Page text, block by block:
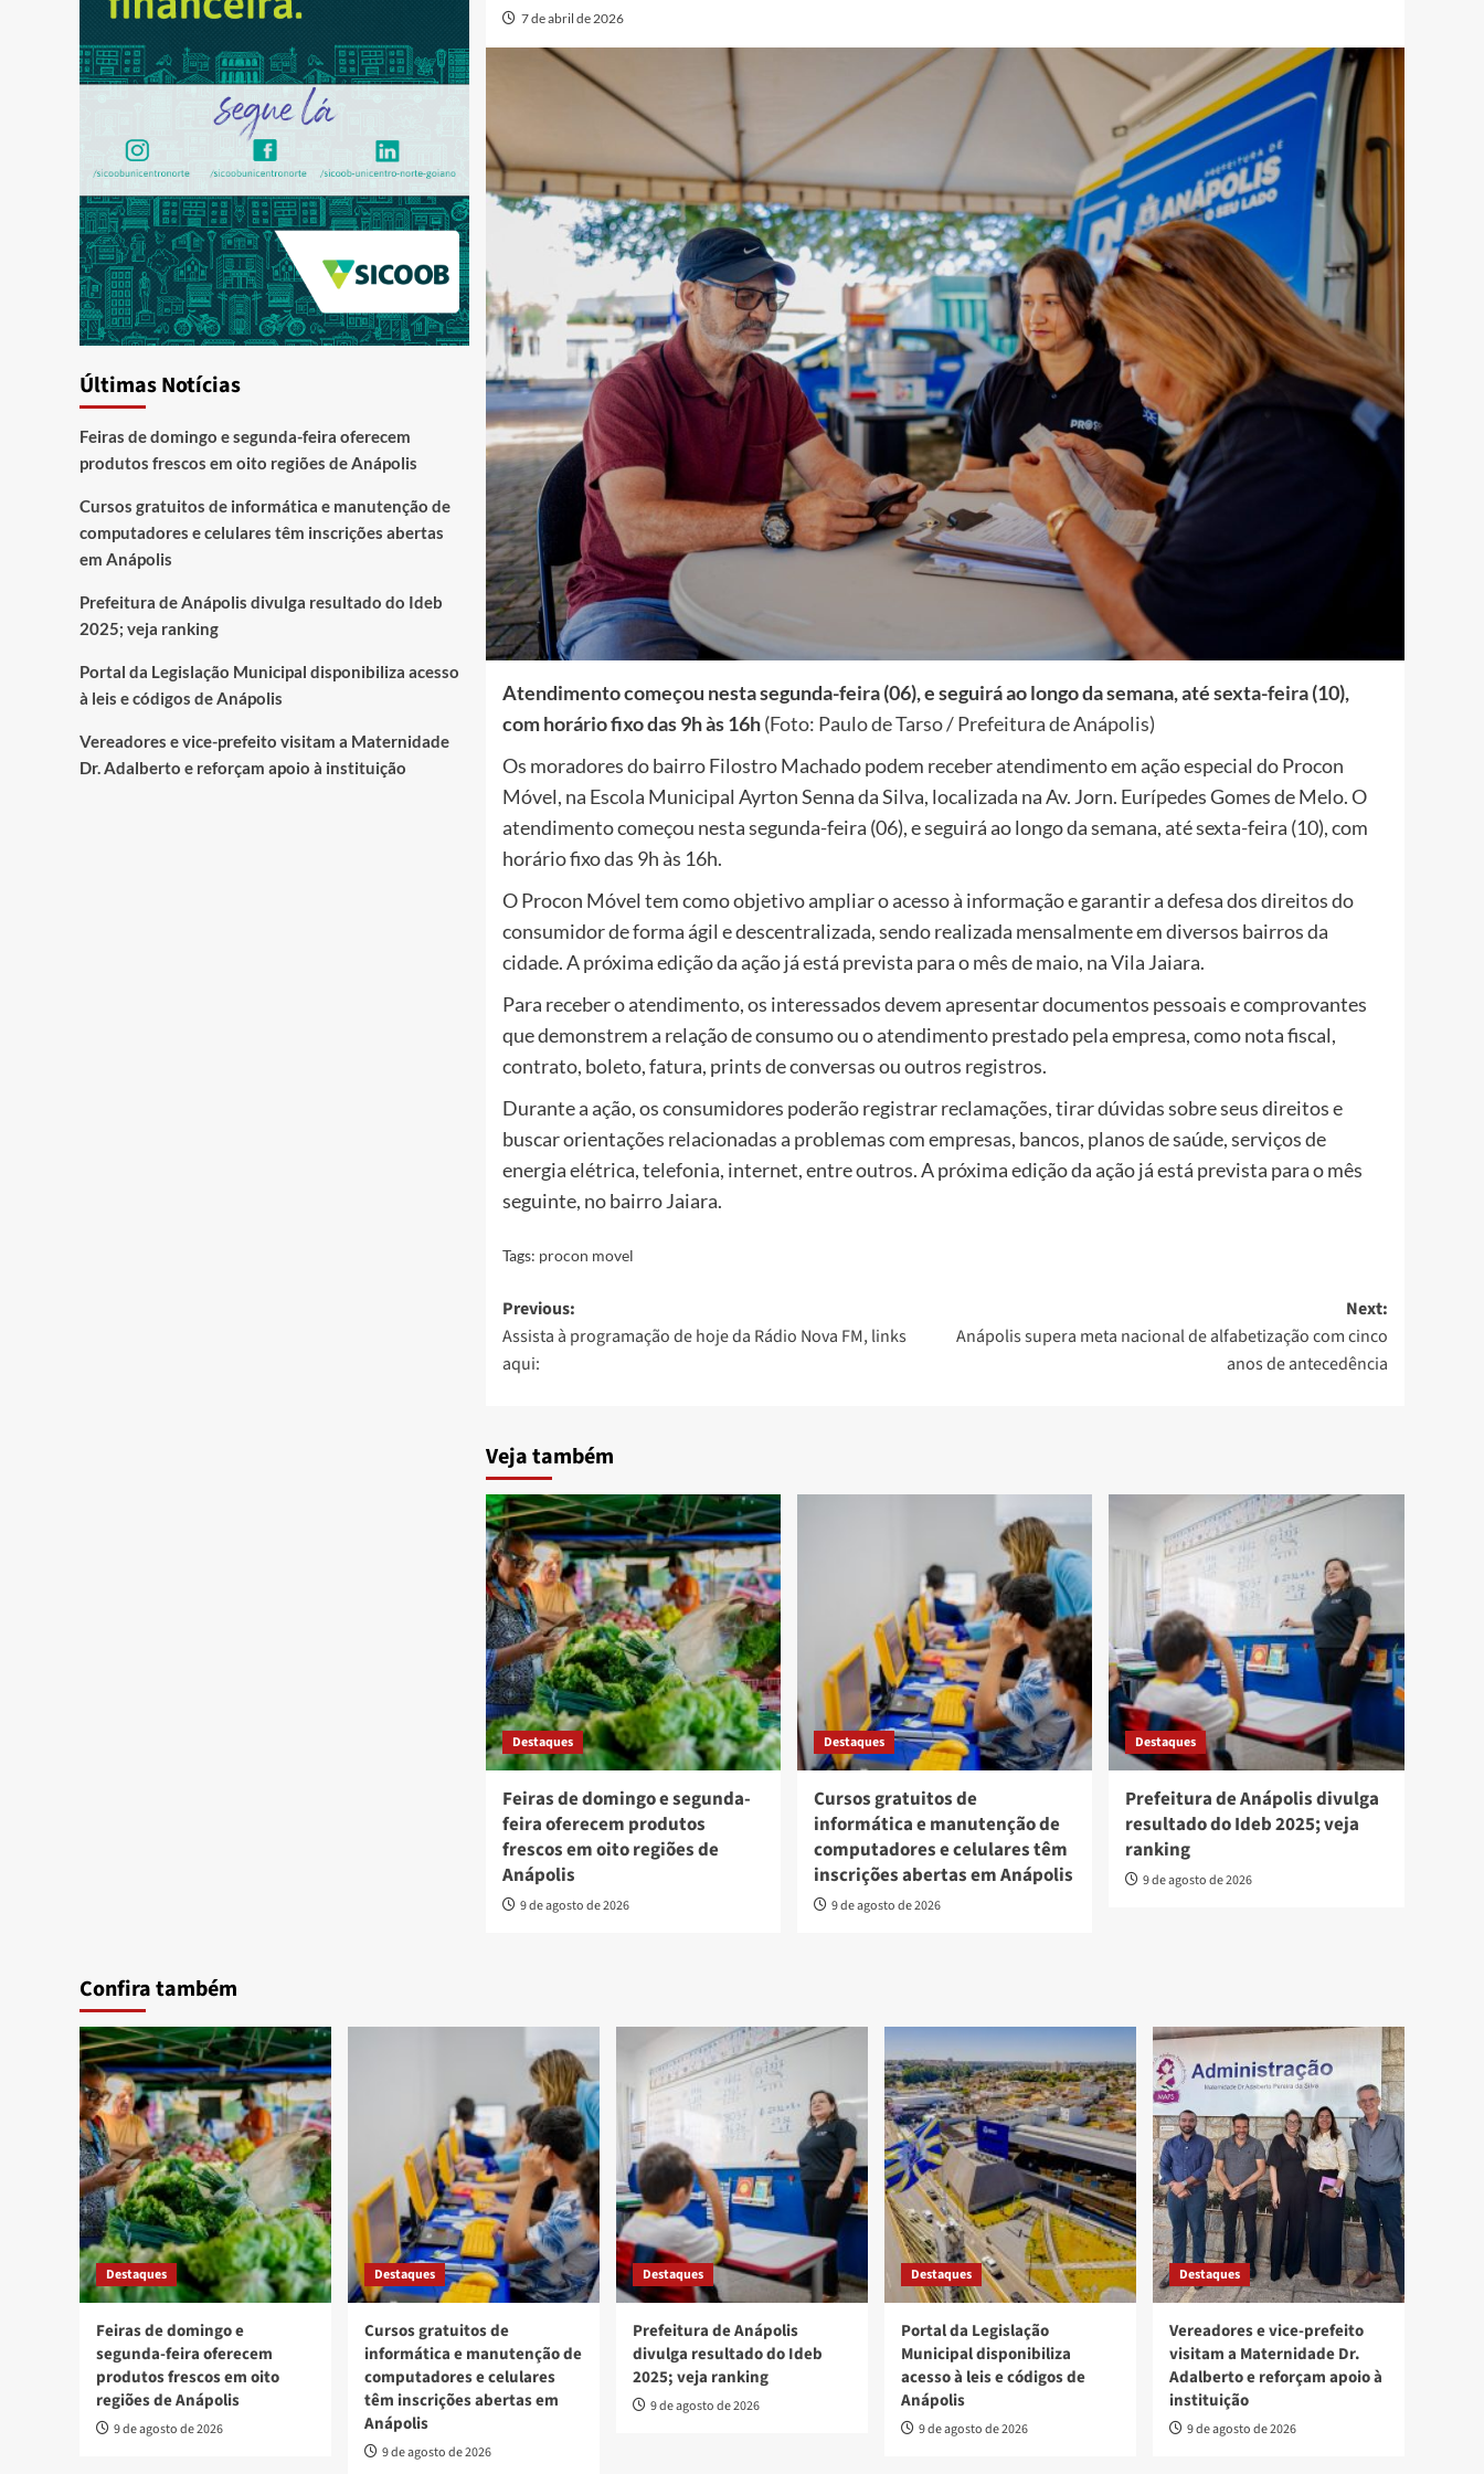
7 de abril de 2026
Atendimento começou nesta segunda-feira (06), e seguirá ao longo da semana, até sexta-feira (10),
com horário fixo das 9h às 16h (Foto: Paulo de Tarso / Prefeitura de Anápolis)
Os moradores do bairro Filostro Machado podem receber atendimento em ação especial do Procon
Móvel, na Escola Municipal Ayrton Senna da Silva, localizada na Av. Jorn. Eurípedes Gomes de Melo. O
atendimento começou nesta segunda-feira (06), e seguirá ao longo da semana, até sexta-feira (10), com
horário fixo das 9h às 16h.
O Procon Móvel tem como objetivo ampliar o acesso à informação e garantir a defesa dos direitos do
consumidor de forma ágil e descentralizada, sendo realizada mensalmente em diversos bairros da
cidade. A próxima edição da ação já está prevista para o mês de maio, na Vila Jaiara.
Para receber o atendimento, os interessados devem apresentar documentos pessoais e comprovantes
que demonstrem a relação de consumo ou o atendimento prestado pela empresa, como nota fiscal,
contrato, boleto, fatura, prints de conversas ou outros registros.
Durante a ação, os consumidores poderão registrar reclamações, tirar dúvidas sobre seus direitos e
buscar orientações relacionadas a problemas com empresas, bancos, planos de saúde, serviços de
energia elétrica, telefonia, internet, entre outros. A próxima edição da ação já está prevista para o mês
seguinte, no bairro Jaiara.
Tags: procon movel
Post
navigation
Previous:
Assista à programação de hoje da Rádio Nova FM, links
aqui:
Next:
Anápolis supera meta nacional de alfabetização com cinco
anos de antecedência
Veja também
Destaques
Feiras de domingo e segunda-
feira oferecem produtos
frescos em oito regiões de
Anápolis
9 de agosto de 2026
Destaques
Cursos gratuitos de
informática e manutenção de
computadores e celulares têm
inscrições abertas em Anápolis
9 de agosto de 2026
Destaques
Prefeitura de Anápolis divulga
resultado do Ideb 2025; veja
ranking
9 de agosto de 2026
Últimas Notícias
Feiras de domingo e segunda-feira oferecem
produtos frescos em oito regiões de Anápolis
Cursos gratuitos de informática e manutenção de
computadores e celulares têm inscrições abertas
em Anápolis
Prefeitura de Anápolis divulga resultado do Ideb
2025; veja ranking
Portal da Legislação Municipal disponibiliza acesso
à leis e códigos de Anápolis
Vereadores e vice-prefeito visitam a Maternidade
Dr. Adalberto e reforçam apoio à instituição
Confira também
Destaques
Feiras de domingo e
segunda-feira oferecem
produtos frescos em oito
regiões de Anápolis
9 de agosto de 2026
Destaques
Cursos gratuitos de
informática e manutenção de
computadores e celulares
têm inscrições abertas em
Anápolis
9 de agosto de 2026
Destaques
Prefeitura de Anápolis
divulga resultado do Ideb
2025; veja ranking
9 de agosto de 2026
Destaques
Portal da Legislação
Municipal disponibiliza
acesso à leis e códigos de
Anápolis
9 de agosto de 2026
Destaques
Vereadores e vice-prefeito
visitam a Maternidade Dr.
Adalberto e reforçam apoio à
instituição
9 de agosto de 2026